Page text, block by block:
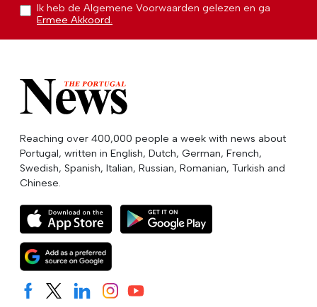
Ik heb de Algemene Voorwaarden gelezen en ga
Ermee Akkoord.
Reaching over 400,000 people a week with news about
Portugal, written in English, Dutch, German, French,
Swedish, Spanish, Italian, Russian, Romanian, Turkish and
Chinese.